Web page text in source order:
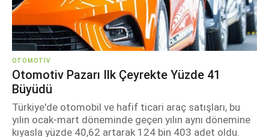
OTOMOTIV
Otomotiv Pazarı Ilk Çeyrekte Yüzde 41
Büyüdü
Türkiye'de otomobil ve hafif ticari araç satışları, bu
yılın ocak-mart döneminde geçen yılın aynı dönemine
kıyasla yüzde 40,62 artarak 124 bin 403 adet oldu.